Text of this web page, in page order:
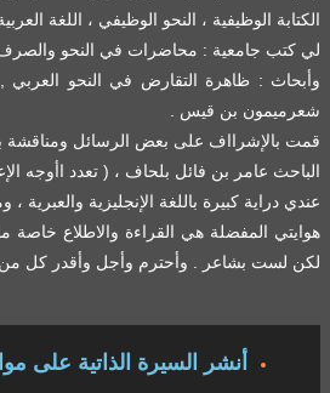
الكتابة الوظيفية ، النحو الوظيفي ، اللغة
لي كتب جامعية : محاضرات في النحو والصرف
وأبحاث : ظاهرة التقارض في النحو العربي
شعرميمون بن قيس .
قمت بالإشرااف على بعض الرسائل ومناقشة
الباحث عامر بن فائل بلحاف ، ( تعدد اأوجه
عندي دراية كبيرة باللغة الإنجليزية
هوايتي المفضلة هي القراءة والاطلاع خاصة
لكن لست بشاعر . وأحترم وأجل وأقدر كل من
أنشر السيرة الذاتية على